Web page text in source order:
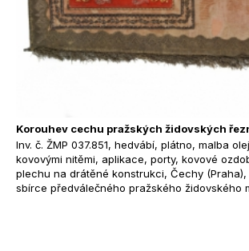
Korouhev cechu pražských židovských
Inv. č. ŽMP 037.851, hedvábí, plátno, malba
kovovými nitěmi, aplikace, porty, kovové
plechu na drátěné konstrukci, Čechy (Praha),
sbírce předválečného pražského židovského